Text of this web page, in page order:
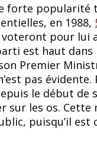
forte popularité
en 1988,
voteront pour lui
est haut dans
son Premier
pas
le début de
sur les os.
puisqu’il